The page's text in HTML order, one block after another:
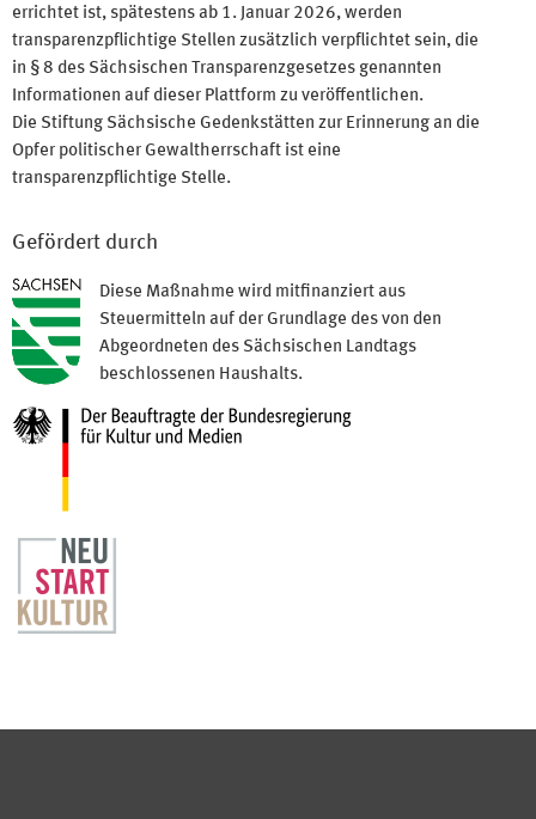
errichtet ist, spätestens ab 1. Januar 2026, werden
transparenzpflichtige Stellen zusätzlich verpflichtet sein, die
in § 8 des Sächsischen Transparenzgesetzes genannten
Informationen auf dieser Plattform zu veröffentlichen.
Die Stiftung Sächsische Gedenkstätten zur Erinnerung an die
Opfer politischer Gewaltherrschaft ist eine
transparenzpflichtige Stelle.
Gefördert durch
Diese Maßnahme wird mitfinanziert aus
Steuermitteln auf der Grundlage des von den
Abgeordneten des Sächsischen Landtags
beschlossenen Haushalts.